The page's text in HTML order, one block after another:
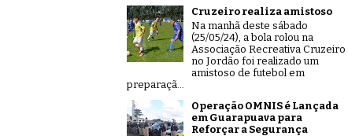
Cruzeiro realiza amistoso
Na manhã deste sábado
(25/05/24), a bola rolou na
Associação Recreativa Cruzeiro
no Jordão foi realizado um
amistoso de futebol em
preparaçã...
Operação OMNIS é Lançada
em Guarapuava para
Reforçar a Segurança